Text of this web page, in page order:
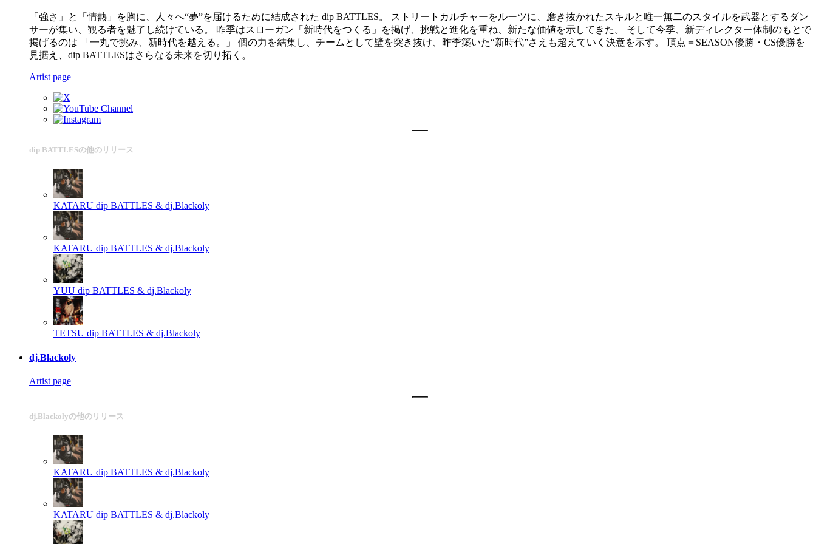
「強さ」と「情熱」を胸に、人々へ“夢”を届けるために結成された dip BATTLES。 ストリートカルチャーをルーツに、磨き抜かれたスキルと唯一無二のスタイルを武器とするダン
サーが集い、観る者を魅了し続けている。 昨季はスローガン「新時代をつくる」を掲げ、挑戦と進化を重ね、新たな価値を示してきた。 そして今季、新ディレクター体制のもとで
掲げるのは 「一丸で挑み、新時代を越える。」 個の力を結集し、チームとして壁を突き抜け、昨季築いた“新時代”さえも超えていく決意を示す。 頂点＝SEASON優勝・CS優勝を
見据え、dip BATTLESはさらなる未来を切り拓く。
Artist page
dip BATTLESの他のリリース
KATARU dip BATTLES & dj.Blackoly
KATARU dip BATTLES & dj.Blackoly
YUU dip BATTLES & dj.Blackoly
TETSU dip BATTLES & dj.Blackoly
dj.Blackoly
Artist page
dj.Blackolyの他のリリース
KATARU dip BATTLES & dj.Blackoly
KATARU dip BATTLES & dj.Blackoly